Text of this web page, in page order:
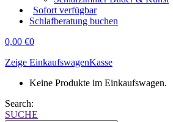
Sofort verfügbar
Schlafberatung buchen
0,00 €0
Zeige EinkaufswagenKasse
Keine Produkte im Einkaufswagen.
Search:
SUCHE